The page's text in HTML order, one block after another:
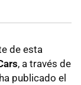
de esta
, a través de
publicado el